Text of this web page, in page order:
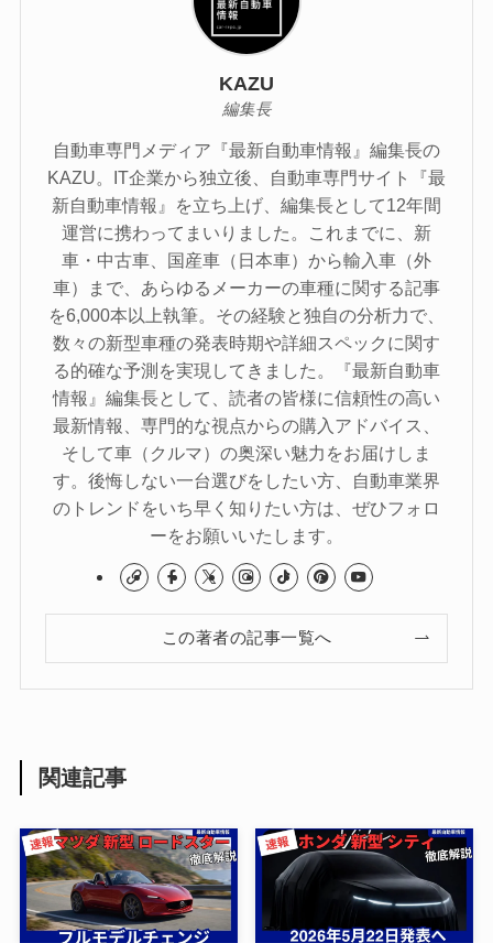
KAZU
編集長
自動車専門メディア『最新自動車情報』編集長の
KAZU。IT企業から独立後、自動車専門サイト『最
新自動車情報』を立ち上げ、編集長として12年間
運営に携わってまいりました。これまでに、新
車・中古車、国産車（日本車）から輸入車（外
車）まで、あらゆるメーカーの車種に関する記事
を6,000本以上執筆。その経験と独自の分析力で、
数々の新型車種の発表時期や詳細スペックに関す
る的確な予測を実現してきました。『最新自動車
情報』編集長として、読者の皆様に信頼性の高い
最新情報、専門的な視点からの購入アドバイス、
そして車（クルマ）の奥深い魅力をお届けしま
す。後悔しない一台選びをしたい方、自動車業界
のトレンドをいち早く知りたい方は、ぜひフォロ
ーをお願いいたします。
この著者の記事一覧へ
関連記事